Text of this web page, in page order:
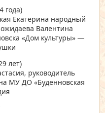
года)
Екатерина народный
Валентина
«Дом культуры» —
лет)
руководитель
МУ ДО «Буденновская